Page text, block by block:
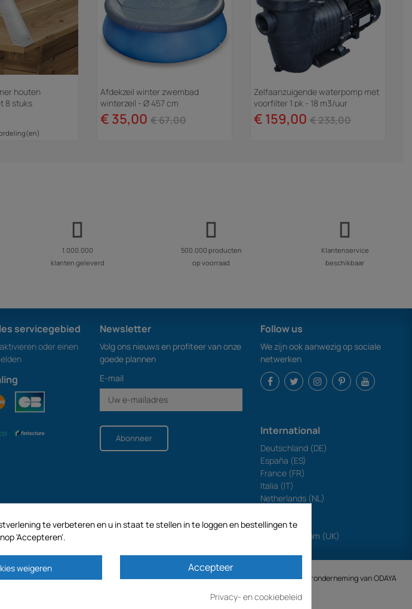
houten
8 stuks
Afdekzeil winter zwembad
winterzeil - Ø 457 cm
€ 35,00 € 67,00
Zelfaanzuigende waterpomp met
voorfilter 1 pk - 18 m3/uur
€ 159,00 € 233,00
1.000.000
klanten geleverd
500.000 producten
op voorraad
Klantenservice
beschikbaar
servicegebied
oder einen
Newsletter
Volg ons nieuws en profiteer van onze
goede plannen
E-mail
Abonneer
Follow us
We zijn ook aanwezig op sociale
netwerken
International
Deutschland (DE)
España (ES)
France (FR)
Italia (IT)
Netherlands (NL)
Portugal (PT)
United Kingdom (UK)
- PARIJS 75010 (FRANKRIJK). GECODIS.SA opgericht op 04/11/1998 is een dochteronderneming van ODAYA
te verbeteren en u in staat te stellen in te loggen en bestellingen te
'Accepteren'.
Accepteer
weigeren
Privacy- en cookiebeleid